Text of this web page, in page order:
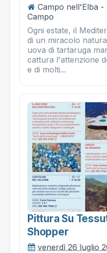
Campo nell'Elba -
Campo
Ogni estate, il
di un miracolo
uova di tartaruga
cattura l'attenzione
e di molti...
Pittura Su
Shopper
venerdì 26 luglio